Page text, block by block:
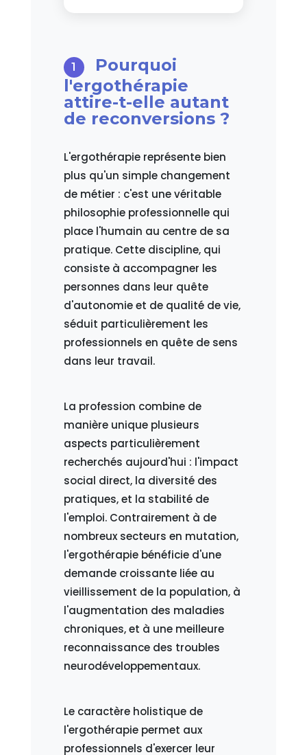
Pourquoi
l'ergothérapie
attire-t-elle autant
de reconversions ?
L'ergothérapie représente bien
plus qu'un simple changement
de métier : c'est une véritable
philosophie professionnelle qui
place l'humain au centre de sa
pratique. Cette discipline, qui
consiste à accompagner les
personnes dans leur quête
d'autonomie et de qualité de vie,
séduit particulièrement les
professionnels en quête de sens
dans leur travail.
La profession combine de
manière unique plusieurs
aspects particulièrement
recherchés aujourd'hui : l'impact
social direct, la diversité des
pratiques, et la stabilité de
l'emploi. Contrairement à de
nombreux secteurs en mutation,
l'ergothérapie bénéficie d'une
demande croissante liée au
vieillissement de la population, à
l'augmentation des maladies
chroniques, et à une meilleure
reconnaissance des troubles
neurodéveloppementaux.
Le caractère holistique de
l'ergothérapie permet aux
professionnels d'exercer leur